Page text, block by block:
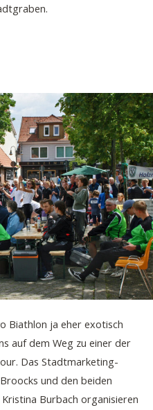
Biathlon ja eher exotisch
auf dem Weg zu einer der
Das Stadtmarketing-
und den beiden
Burbach organisieren